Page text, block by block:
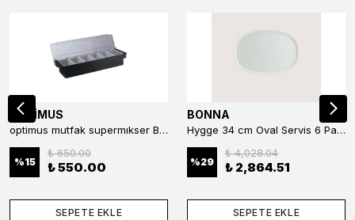
OPTİMUS
optimus mutfak supermıkser Bar Konteyner 6'lı 50×16×9 cm Kapaklı Polikarbon Organizer Bar & Kafe
%15
₺ 650.00
₺ 550.00
SEPETE EKLE
BONNA
Hygge 34 cm Oval Servis 6 Parça
%29
₺ 4,028.04
₺ 2,864.51
SEPETE EKLE